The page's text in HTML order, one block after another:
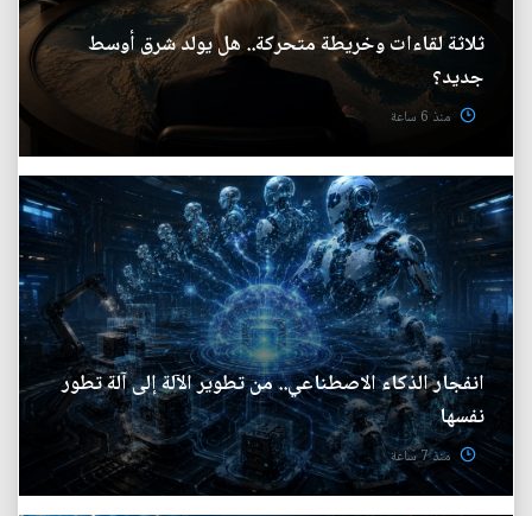
ثلاثة لقاءات وخريطة متحركة.. هل يولد شرق أوسط
جديد؟
منذ 6 ساعة
انفجار الذكاء الاصطناعي.. من تطوير الآلة إلى آلة تطور
نفسها
منذ 7 ساعة